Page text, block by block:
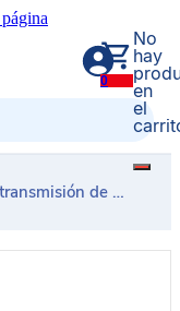
0
No
hay
en
el
Apple a Android Tipo C iSoft SUNSHINE IS-003C